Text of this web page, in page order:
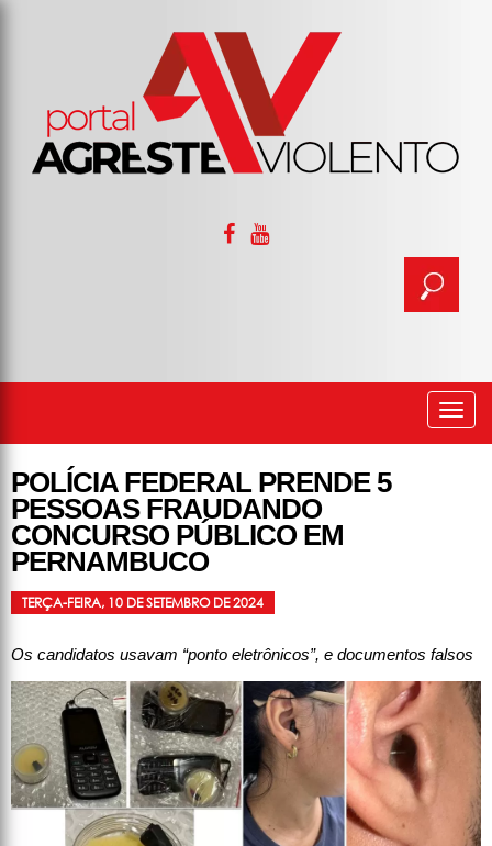
POLÍCIA FEDERAL PRENDE 5
PESSOAS FRAUDANDO
CONCURSO PÚBLICO EM
PERNAMBUCO
TERÇA-FEIRA, 10 DE SETEMBRO DE 2024
Os candidatos usavam “ponto eletrônicos”, e documentos falsos